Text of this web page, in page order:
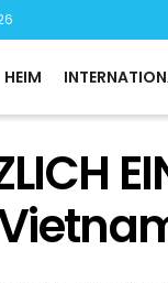
HEIM